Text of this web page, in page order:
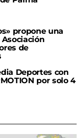
propone una
de
Deportes con
por solo 4